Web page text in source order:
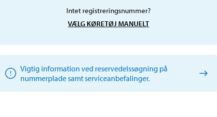
Intet registreringsnummer?
VÆLG KØRETØJ MANUELT
Vigtig information ved reservedelssøgning på
nummerplade samt serviceanbefalinger.